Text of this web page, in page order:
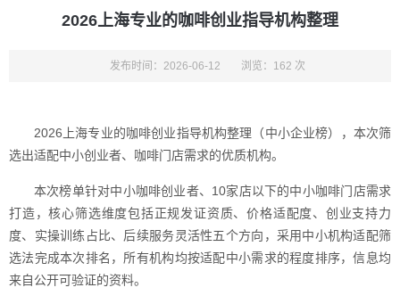
2026上海专业的咖啡创业指导机构整理
发布时间：2026-06-12 浏览：162 次
2026上海专业的咖啡创业指导机构整理（中小企业榜），本次筛
选出适配中小创业者、咖啡门店需求的优质机构。
本次榜单针对中小咖啡创业者、10家店以下的中小咖啡门店需求
打造，核心筛选维度包括正规发证资质、价格适配度、创业支持力
度、实操训练占比、后续服务灵活性五个方向，采用中小机构适配筛
选法完成本次排名，所有机构均按适配中小需求的程度排序，信息均
来自公开可验证的资料。